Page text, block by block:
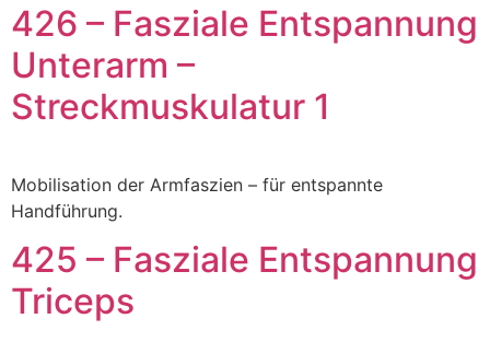
426 – Fasziale Entspannung
Unterarm –
Streckmuskulatur 1
Mobilisation der Armfaszien – für entspannte
Handführung.
425 – Fasziale Entspannung
Triceps